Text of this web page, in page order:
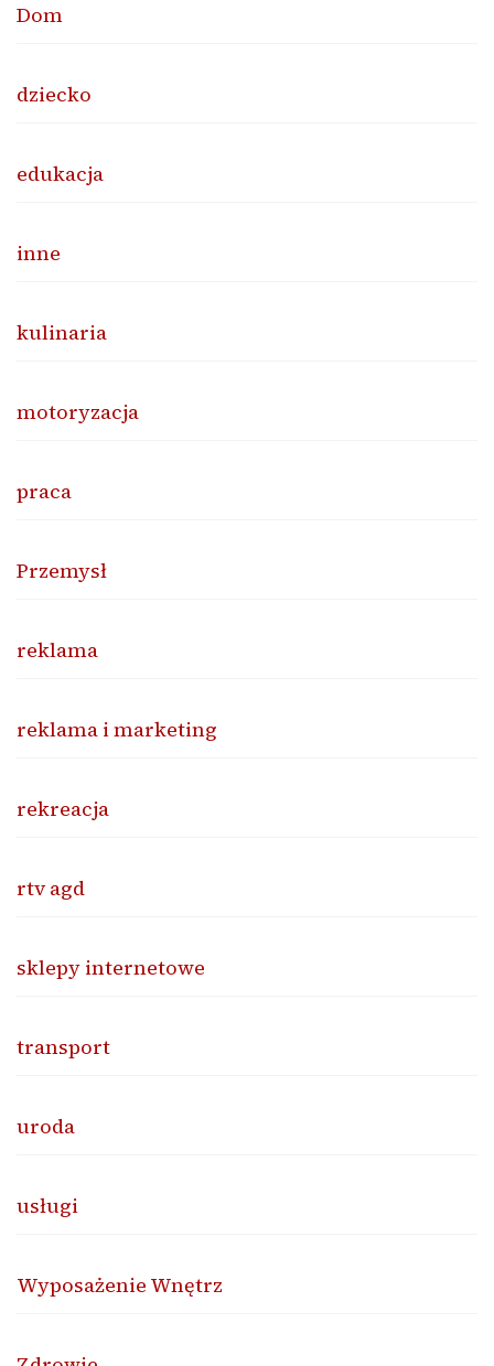
Dom
dziecko
edukacja
inne
kulinaria
motoryzacja
praca
Przemysł
reklama
reklama i marketing
rekreacja
rtv agd
sklepy internetowe
transport
uroda
usługi
Wyposażenie Wnętrz